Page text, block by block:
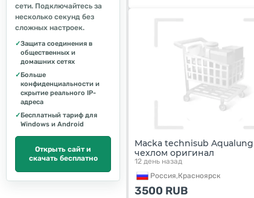
сети. Подключайтесь за
несколько секунд без
сложных настроек.
✓Защита соединения в
общественных и
домашних сетях
✓Больше
конфиденциальности и
скрытие реального IP-
адреса
✓Бесплатный тариф для
Windows и Android
Открыть сайт и
скачать бесплатно
Macka technisub
чехлом оригинал
12 день назад
Россия,Красноярск
3500 RUB